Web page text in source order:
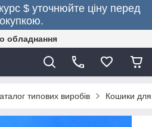
$ уточнюйте ціну перед
обладнання
типових виробів Кошики для